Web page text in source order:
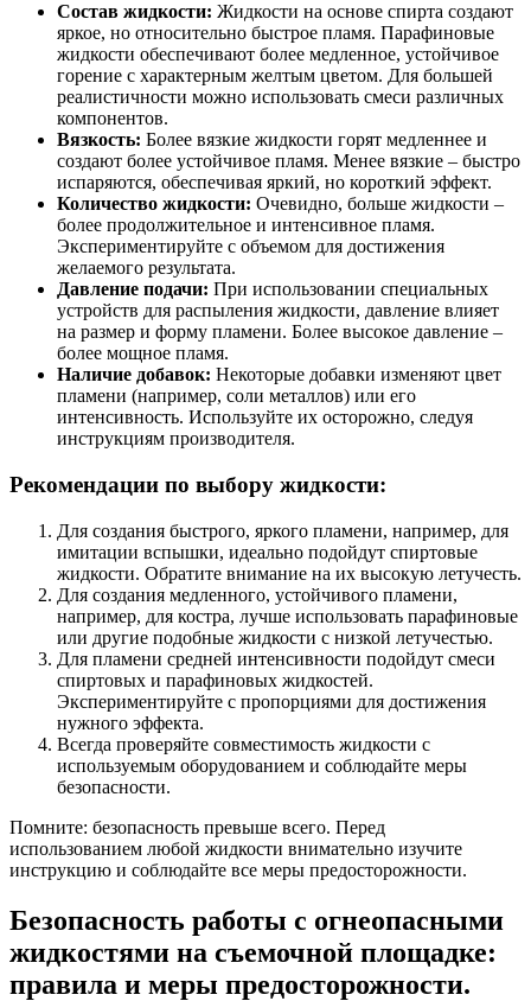
Состав жидкости: Жидкости на основе спирта создают
яркое, но относительно быстрое пламя. Парафиновые
жидкости обеспечивают более медленное, устойчивое
горение с характерным желтым цветом. Для большей
реалистичности можно использовать смеси различных
компонентов.
Вязкость: Более вязкие жидкости горят медленнее и
создают более устойчивое пламя. Менее вязкие – быстро
испаряются, обеспечивая яркий, но короткий эффект.
Количество жидкости: Очевидно, больше жидкости –
более продолжительное и интенсивное пламя.
Экспериментируйте с объемом для достижения
желаемого результата.
Давление подачи: При использовании специальных
устройств для распыления жидкости, давление влияет
на размер и форму пламени. Более высокое давление –
более мощное пламя.
Наличие добавок: Некоторые добавки изменяют цвет
пламени (например, соли металлов) или его
интенсивность. Используйте их осторожно, следуя
инструкциям производителя.
Рекомендации по выбору жидкости:
Для создания быстрого, яркого пламени, например, для
имитации вспышки, идеально подойдут спиртовые
жидкости. Обратите внимание на их высокую летучесть.
Для создания медленного, устойчивого пламени,
например, для костра, лучше использовать парафиновые
или другие подобные жидкости с низкой летучестью.
Для пламени средней интенсивности подойдут смеси
спиртовых и парафиновых жидкостей.
Экспериментируйте с пропорциями для достижения
нужного эффекта.
Всегда проверяйте совместимость жидкости с
используемым оборудованием и соблюдайте меры
безопасности.
Помните: безопасность превыше всего. Перед
использованием любой жидкости внимательно изучите
инструкцию и соблюдайте все меры предосторожности.
Безопасность работы с огнеопасными
жидкостями на съемочной площадке:
правила и меры предосторожности.